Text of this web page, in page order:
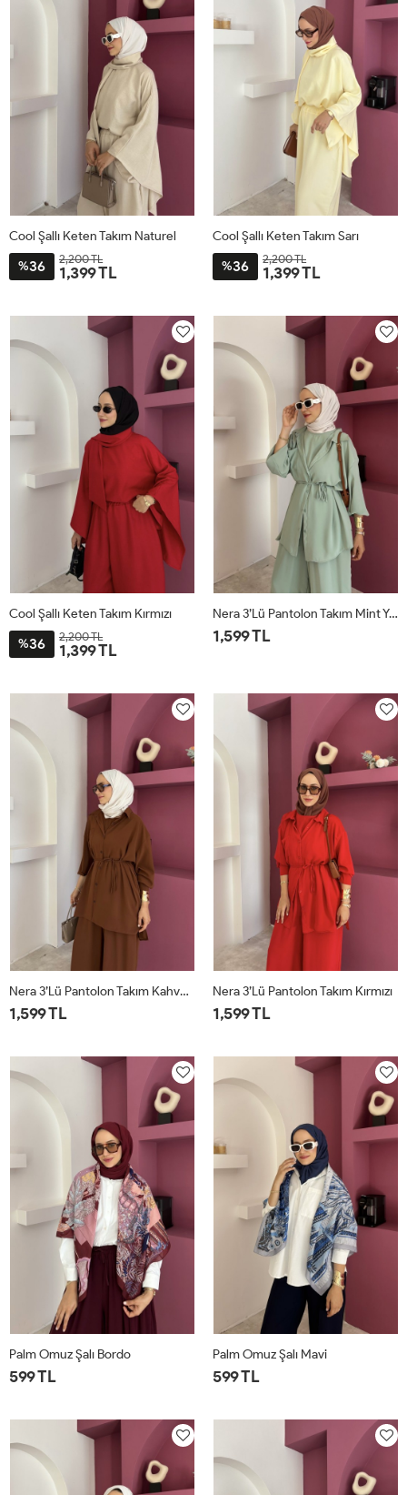
Cool Şallı Keten Takım Naturel
%36 2,200 TL
1,399 TL
Cool Şallı Keten Takım Sarı
%36 2,200 TL
1,399 TL
Cool Şallı Keten Takım Kırmızı
%36 2,200 TL
1,399 TL
Nera 3’lü Pantolon Takım Mint Yeşili
1,599 TL
Nera 3’lü Pantolon Takım Kahverengi
1,599 TL
Nera 3’lü Pantolon Takım Kırmızı
1,599 TL
Palm Omuz Şalı Bordo
599 TL
Palm Omuz Şalı Mavi
599 TL